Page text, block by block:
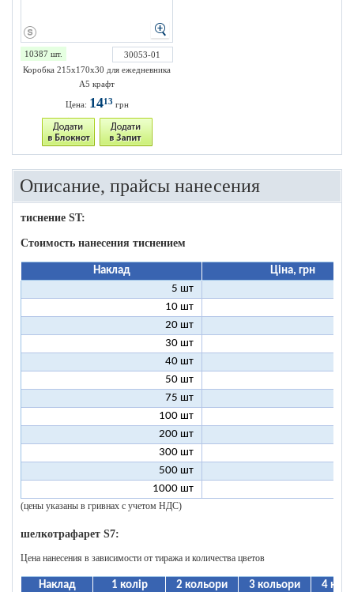
10387 шт.
30053-01
Коробка 215х170х30 для ежедневника
А5 крафт
Цена: 1413 грн
Описание, прайсы нанесения
тиснение ST:
Стоимость нанесения тиснением
Наклад
Ціна, грн
5 шт
10 шт
20 шт
30 шт
40 шт
50 шт
75 шт
100 шт
200 шт
300 шт
500 шт
1000 шт
(цены указаны в гривнах с учетом НДС)
шелкотрафарет S7:
Цена нанесения в зависимости от тиража и количества цветов
Наклад 1 колір 2 кольори 3 кольори
4